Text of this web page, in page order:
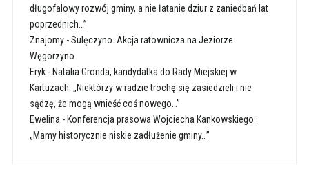
długofalowy rozwój gminy, a nie łatanie dziur z zaniedbań lat
poprzednich…”
Znajomy-Sulęczyno. Akcja ratownicza na Jeziorze
Węgorzyno
Eryk- Natalia Gronda, kandydatka do Rady Miejskiej w
Kartuzach: „Niektórzy w radzie trochę się zasiedzieli i nie
sądzę, że mogą wnieść coś nowego…”
Ewelina- Konferencja prasowa Wojciecha Kankowskiego:
„Mamy historycznie niskie zadłużenie gminy…”